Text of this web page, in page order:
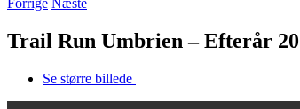
Trail Run Umbrien – Efterår
Se større billede